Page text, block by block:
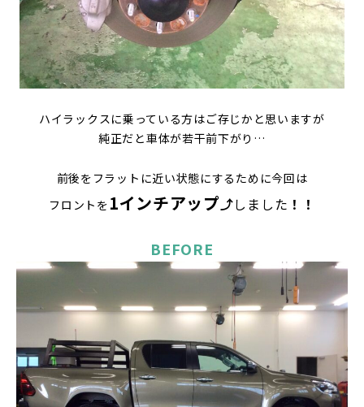
ハイラックスに乗っている方はご存じかと思いますが
純正だと車体が若干前下がり…
前後をフラットに近い状態にするために今回は
フロントを 1インチアップ⤴しました ！！
BEFORE